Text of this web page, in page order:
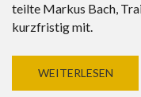
teilte Markus Bach,
kurzfristig mit.
WEITERLESEN